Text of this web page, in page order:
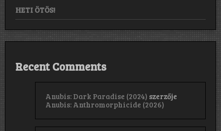
HETI ÖTÖS!
Recent Comments
Anubis: Dark Paradise (2024) szerzője
Anubis: Anthromorphicide (2026)